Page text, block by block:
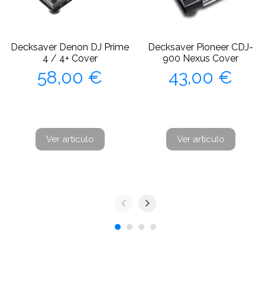
Decksaver Denon DJ Prime
4 / 4+ Cover
Precio
58,00 €
Ver artículo
Decksaver Pioneer CDJ-
900 Nexus Cover
Precio
43,00 €
Ver artículo